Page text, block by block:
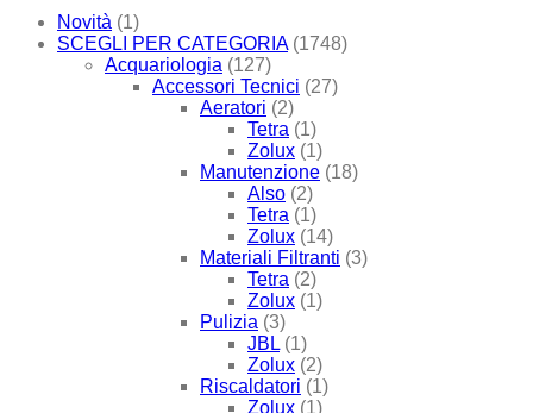
Novità (1)
SCEGLI PER CATEGORIA (1748)
Acquariologia (127)
Accessori Tecnici (27)
Aeratori (2)
Tetra (1)
Zolux (1)
Manutenzione (18)
Also (2)
Tetra (1)
Zolux (14)
Materiali Filtranti (3)
Tetra (2)
Zolux (1)
Pulizia (3)
JBL (1)
Zolux (2)
Riscaldatori (1)
Zolux (1)